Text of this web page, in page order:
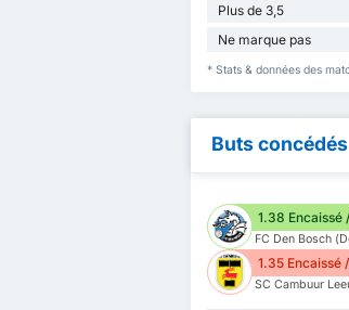
Plus de 3,5
Ne marque pas
* Stats & données des
Buts concédés
1.38 Encaissé
FC Den Bosch
1.35 Encaissé
SC Cambuur